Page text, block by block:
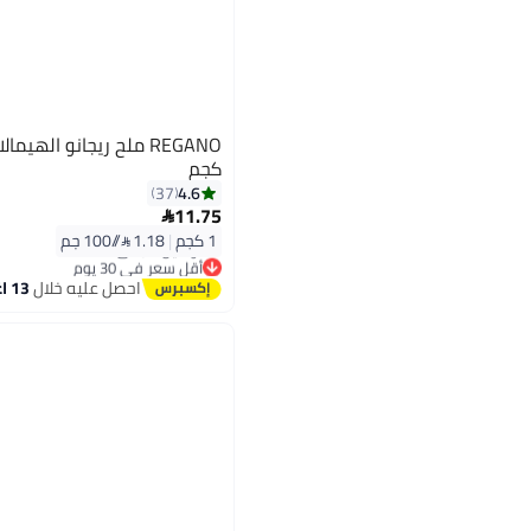
كجم
4.6
37
11.75
1 كجم |1.18 /⁨/100 جم⁩
أقل سعر في 30 يوم
توصيل مجاني
أقل سعر في 30 يوم
احصل عليه خلال13 اغسطس